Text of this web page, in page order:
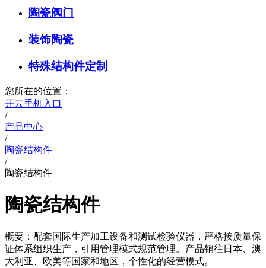
陶瓷阀门
装饰陶瓷
特殊结构件定制
您所在的位置：
开云手机入口
/
产品中心
/
陶瓷结构件
/
陶瓷结构件
陶瓷结构件
概要：配套国际生产加工设备和测试检验仪器，严格按质量保
证体系组织生产，引用管理模式规范管理。产品销往日本、澳
大利亚、欧美等国家和地区，个性化的经营模式。